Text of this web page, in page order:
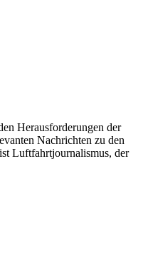
Herausforderungen der
Nachrichten zu den
Luftfahrtjournalismus, der